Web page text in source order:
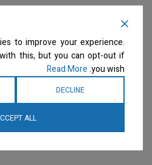
to improve your experience.
this, but you can opt-out if
you wish.
Read More
DECLINE
ALL